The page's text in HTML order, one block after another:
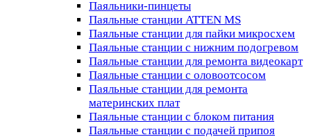
Паяльники-пинцеты
Паяльные станции ATTEN MS
Паяльные станции для пайки микросхем
Паяльные станции с нижним подогревом
Паяльные станции для ремонта видеокарт
Паяльные станции с оловоотсосом
Паяльные станции для ремонта
материнских плат
Паяльные станции с блоком питания
Паяльные станции с подачей припоя